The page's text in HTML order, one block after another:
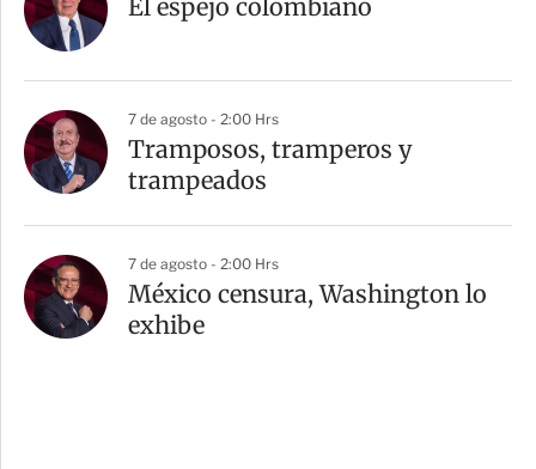
El espejo colombiano
7 de agosto - 2:00 Hrs
Tramposos, tramperos y
trampeados
7 de agosto - 2:00 Hrs
México censura, Washington lo
exhibe